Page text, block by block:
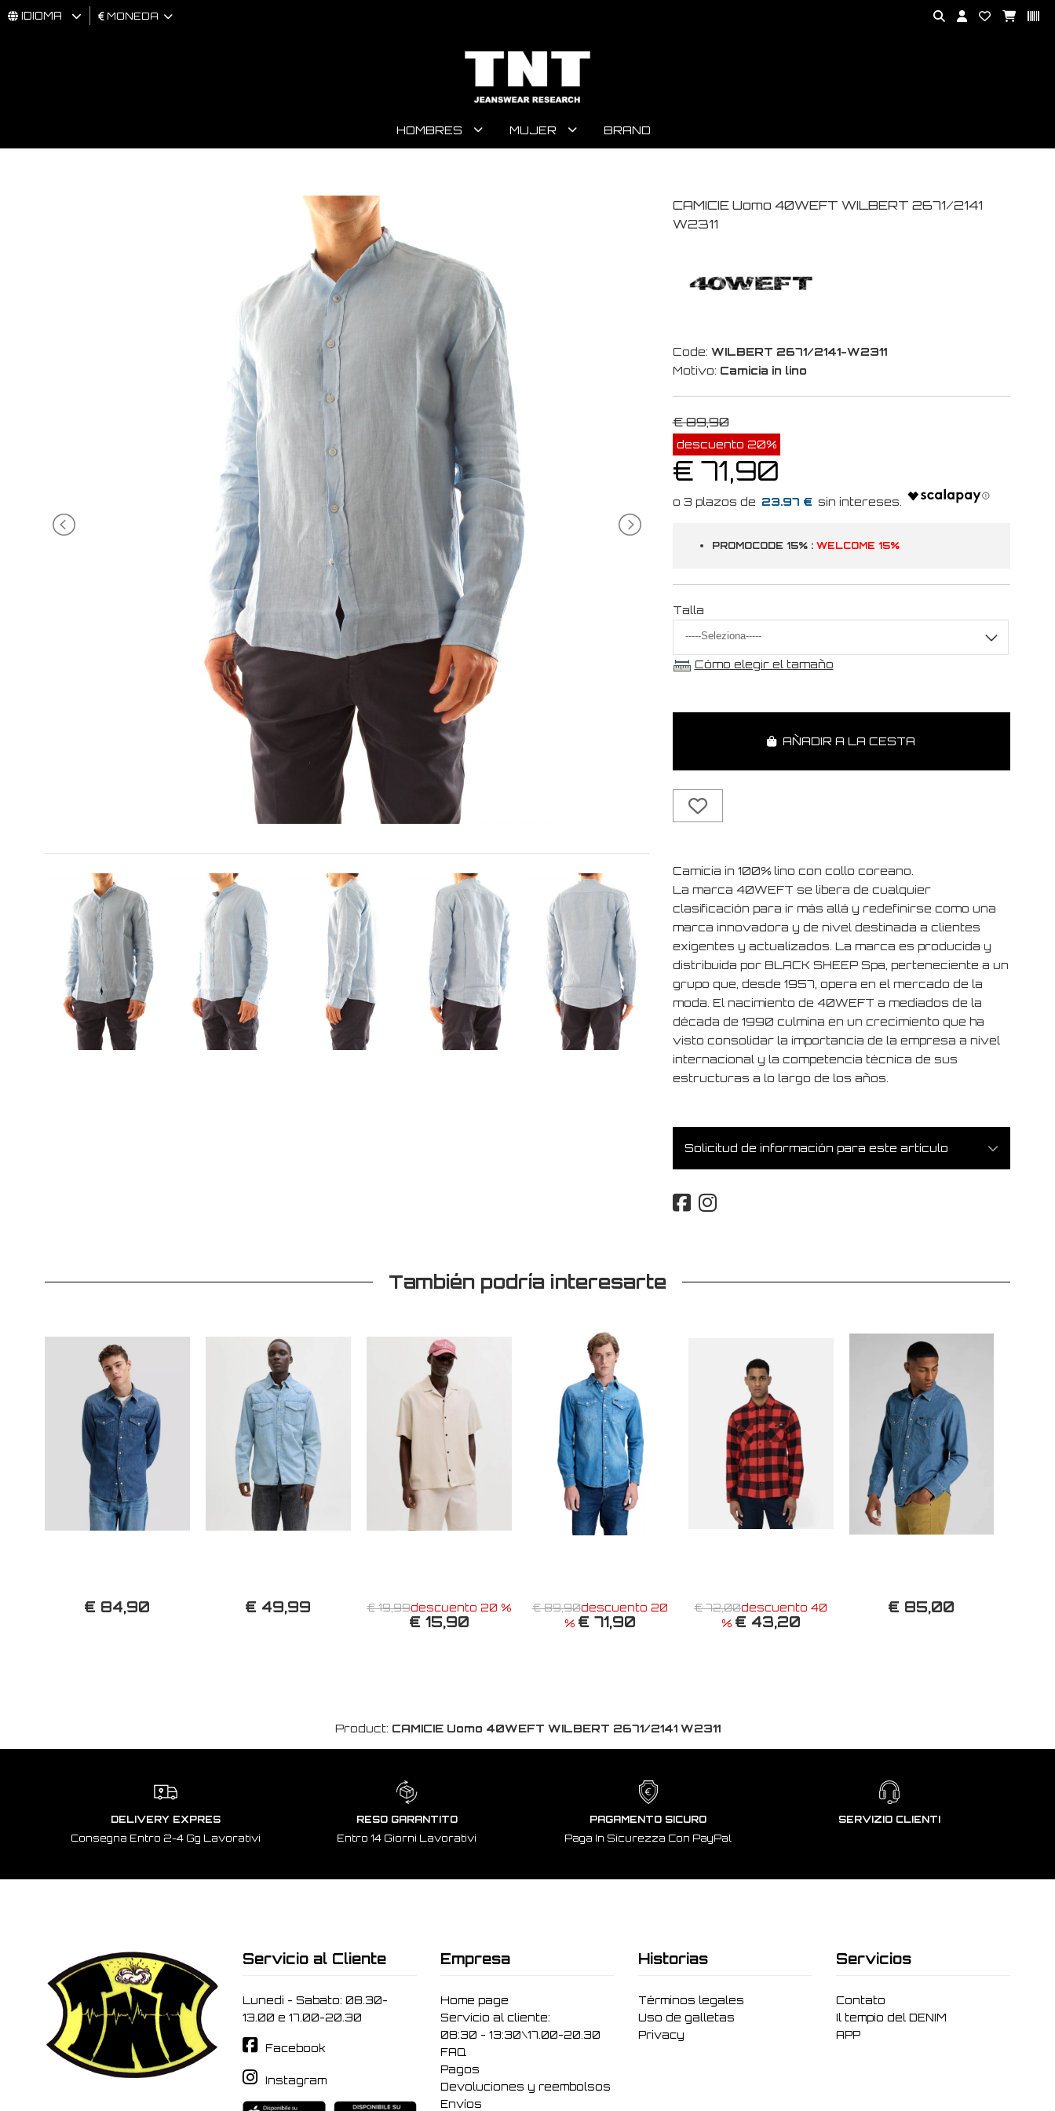
IDIOMA MONEDA
HOMBRES MUJER BRAND
CAMICIE Uomo 40WEFT WILBERT 2671/2141
W2311
Code: WILBERT 2671/2141-W2311
Motivo: Camicia in lino
€ 89,90
descuento 20%
€ 71,90
23.97 €
PROMOCODE 15% : WELCOME 15%
Talla
Cómo elegir el tamaño
AÑADIR A LA CESTA
Camicia in 100% lino con collo coreano.
La marca 40WEFT se libera de cualquier
clasificación para ir más allá y redefinirse como una
marca innovadora y de nivel destinada a clientes
exigentes y actualizados. La marca es producida y
distribuida por BLACK SHEEP Spa, perteneciente a un
grupo que, desde 1957, opera en el mercado de la
moda. El nacimiento de 40WEFT a mediados de la
década de 1990 culmina en un crecimiento que ha
visto consolidar la importancia de la empresa a nivel
internacional y la competencia técnica de sus
estructuras a lo largo de los años.
Solicitud de información para este artículo
También podría interesarte
€ 84,90 € 49,99 € 19,99descuento 20 %
€ 15,90
€ 89,90descuento 20
% € 71,90
€ 72,00descuento 40
% € 43,20
€ 85,00
Product: CAMICIE Uomo 40WEFT WILBERT 2671/2141 W2311
DELIVERY EXPRES
Consegna Entro 2-4 Gg Lavorativi
RESO GARANTITO
Entro 14 Giorni Lavorativi
PAGAMENTO SICURO
Paga In Sicurezza Con PayPal
SERVIZIO CLIENTI
Servicio al Cliente
Lunedi - Sabato: 08.30-
13.00 e 17.00-20.30
Facebook
Instagram
Empresa
Home page
Servicio al cliente:
08:30 - 13:30\17.00-20.30
FAQ
Pagos
Devoluciones y reembolsos
Envíos
Historias
Términos legales
Uso de galletas
Privacy
Servicios
Contato
Il tempio del DENIM
APP